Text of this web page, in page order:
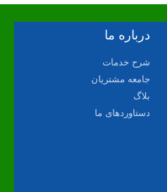
درباره ما
شرح خدمات
جامعه مشتریان
بلاگ
دستاوردهای ما